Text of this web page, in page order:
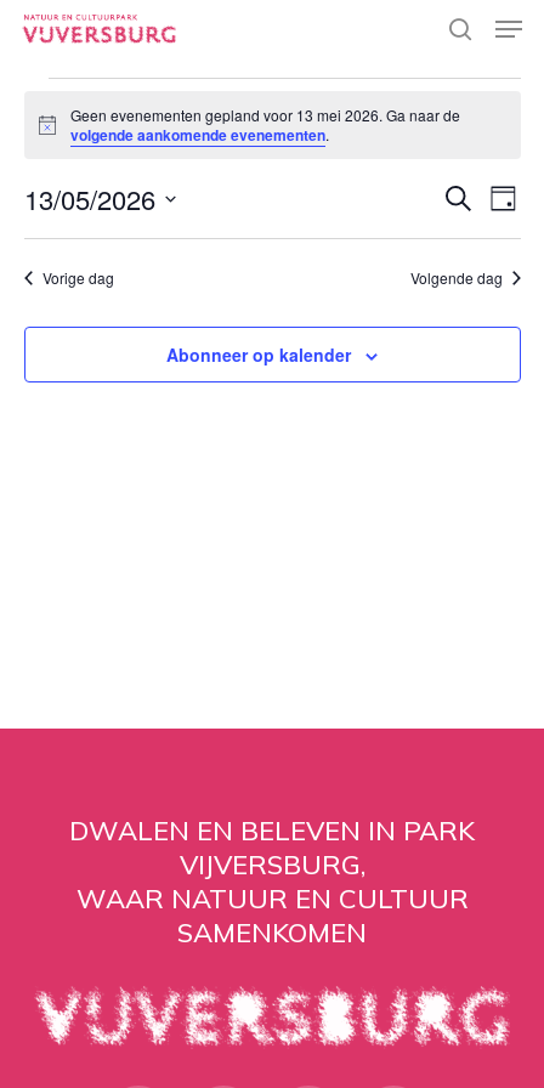
Skip
EVENEMENTEN
IN
13
MEI
2026
Bericht
Geen evenementen gepland voor 13 mei 2026. Ga naar de
volgende aankomende evenementen.
EN
Zoeken
Dag
13/05/2026
datum.
Vorige dag Volgende dag
Abonneer op kalender
DWALEN EN BELEVEN IN PARK
VIJVERSBURG,
WAAR NATUUR EN CULTUUR
SAMENKOMEN
Close